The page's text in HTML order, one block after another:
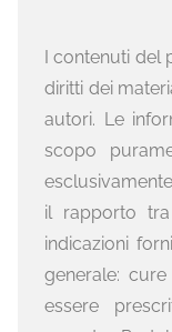
I contenuti del
diritti dei
autori. Le
scopo
il rapporto
indicazioni
generale:
essere